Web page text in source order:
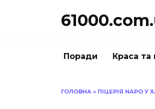
Поради Краса та
ГОЛОВНА » ПІЦЕРІЯ NAPO